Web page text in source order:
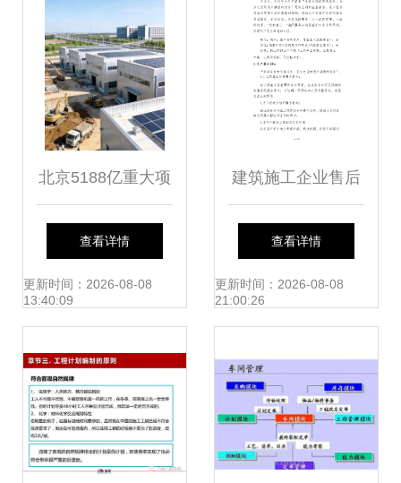
北京5188亿重大项
目已开工!同步推进
1049亿城市更新
查看详情
更新时间：2026-08-08
13:40:09
建筑施工企业售后
服务保障方案——
工程管理服务
查看详情
更新时间：2026-08-08
21:00:26